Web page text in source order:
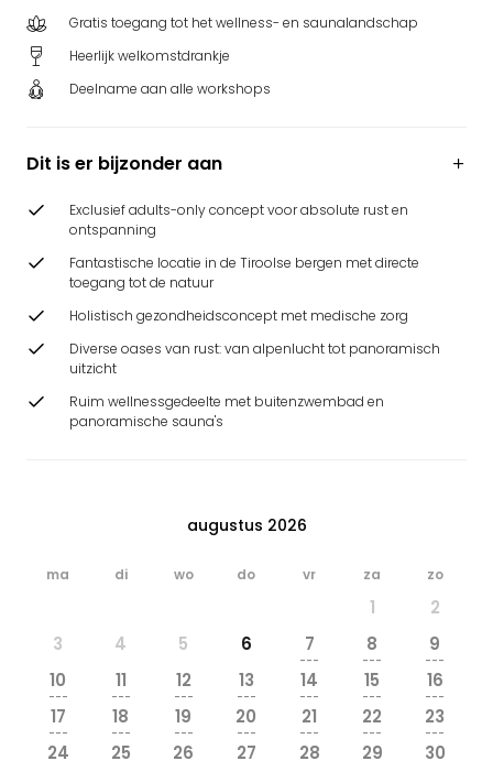
Gratis toegang tot het wellness- en saunalandschap
Heerlijk welkomstdrankje
Deelname aan alle workshops
Dit is er bijzonder aan
Exclusief adults-only concept voor absolute rust en
ontspanning
Fantastische locatie in de Tiroolse bergen met directe
toegang tot de natuur
Holistisch gezondheidsconcept met medische zorg
Diverse oases van rust: van alpenlucht tot panoramisch
uitzicht
Ruim wellnessgedeelte met buitenzwembad en
panoramische sauna's
augustus 2026
ma di wo do vr za zo
1
2
3
4 5 6 7
---
8
---
9
---
10
---
11
---
12
---
13
---
14
---
15
---
16
---
17
---
18
---
19
---
20
---
21
---
22
---
23
---
24 25 26 27 28 29 30